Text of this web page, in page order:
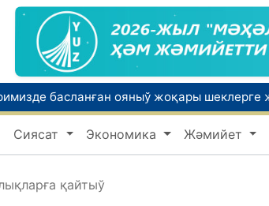
Сиясат Экономика Жәмийет
қайтыў